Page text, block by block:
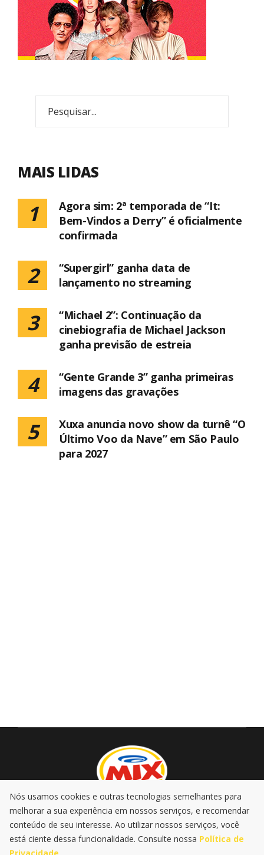
MAIS LIDAS
1
Agora sim: 2ª temporada de “It:
Bem-Vindos a Derry” é oficialmente
confirmada
2
“Supergirl” ganha data de
lançamento no streaming
3
“Michael 2”: Continuação da
cinebiografia de Michael Jackson
ganha previsão de estreia
4
“Gente Grande 3” ganha primeiras
imagens das gravações
5
Xuxa anuncia novo show da turnê “O
Último Voo da Nave” em São Paulo
para 2027
AO VIVO PROMOÇÕES PODCASTS
MÚSICA
NOTÍCIAS
Nós usamos cookies e outras tecnologias semelhantes para
melhorar a sua experiência em nossos serviços, e recomendar
conteúdo de seu interesse. Ao utilizar nossos serviços, você
está ciente dessa funcionalidade. Consulte nossa Política de
Privacidade